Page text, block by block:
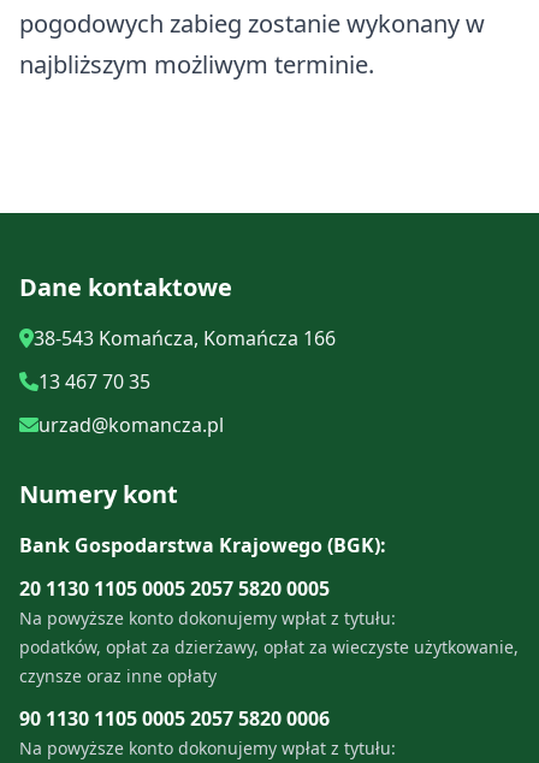
Rejestr działalności regulowanej
Edukacja Ekologiczna
komunalnymi na nieruchomościach
wycieczek zielarskich
pogodowych zabieg zostanie wykonany w
najbliższym możliwym terminie.
Dane kontaktowe
38-543 Komańcza, Komańcza 166
13 467 70 35
urzad@komancza.pl
Numery kont
Bank Gospodarstwa Krajowego (BGK):
20 1130 1105 0005 2057 5820 0005
Na powyższe konto dokonujemy wpłat z tytułu:
podatków, opłat za dzierżawy, opłat za wieczyste użytkowanie,
czynsze oraz inne opłaty
90 1130 1105 0005 2057 5820 0006
Na powyższe konto dokonujemy wpłat z tytułu: